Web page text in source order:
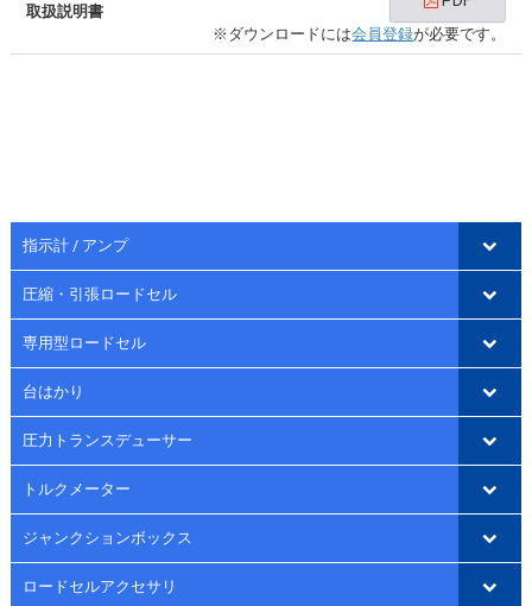
取扱説明書
※ダウンロードには会員登録が必要です。
指示計 / アンプ
圧縮・引張ロードセル
専用型ロードセル
台はかり
圧力トランスデューサー
トルクメーター
ジャンクションボックス
ロードセルアクセサリ